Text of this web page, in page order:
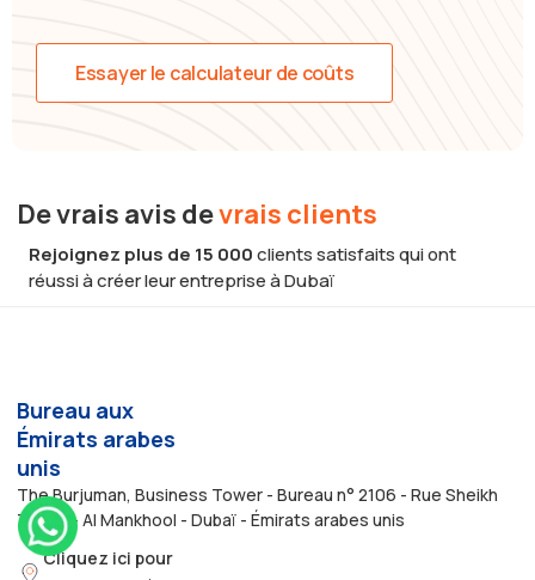
Essayer le calculateur de coûts
De vrais avis devrais clients
Rejoignez plus de 15 000clients satisfaits qui ont
réussi à créer leur entreprise à Dubaï
Bureau aux
Émirats arabes
unis
The Burjuman, Business Tower - Bureau n° 2106 - Rue Sheikh
Zayed - Al Mankhool - Dubaï - Émirats arabes unis
Cliquez ici pour